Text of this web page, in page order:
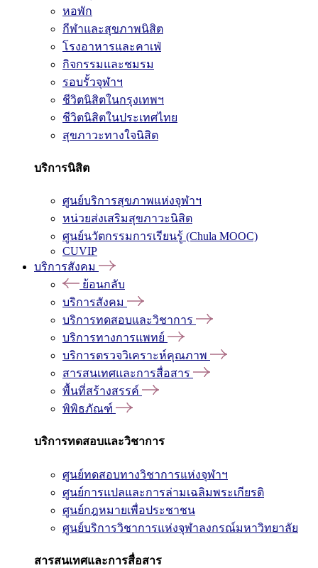
หอพัก
กีฬาและสุขภาพนิสิต
โรงอาหารและคาเฟ่
กิจกรรมและชมรม
รอบรั้วจุฬาฯ
ชีวิตนิสิตในกรุงเทพฯ
ชีวิตนิสิตในประเทศไทย
สุขภาวะทางใจนิสิต
บริการนิสิต
ศูนย์บริการสุขภาพแห่งจุฬาฯ
หน่วยส่งเสริมสุขภาวะนิสิต
ศูนย์นวัตกรรมการเรียนรู้ (Chula MOOC)
CUVIP
บริการสังคม
ย้อนกลับ
บริการสังคม
บริการทดสอบและวิชาการ
บริการทางการแพทย์
บริการตรวจวิเคราะห์คุณภาพ
สารสนเทศและการสื่อสาร
พื้นที่สร้างสรรค์
พิพิธภัณฑ์
บริการทดสอบและวิชาการ
ศูนย์ทดสอบทางวิชาการแห่งจุฬาฯ
ศูนย์การแปลและการล่ามเฉลิมพระเกียรติ
ศูนย์กฎหมายเพื่อประชาชน
ศูนย์บริการวิชาการแห่งจุฬาลงกรณ์มหาวิทยาลัย
สารสนเทศและการสื่อสาร